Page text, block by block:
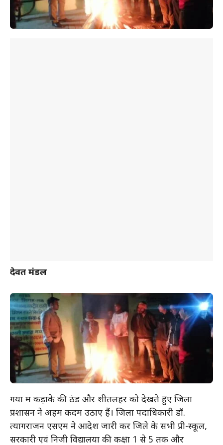
देवब्रत मंडल
गया में कड़ाके की ठंड और शीतलहर को देखते हुए जिला
प्रशासन ने अहम कदम उठाए हैं। जिला पदाधिकारी डॉ.
त्यागराजन एसएम ने आदेश जारी कर जिले के सभी प्री-स्कूल,
सरकारी एवं निजी विद्यालयों की कक्षा 1 से 5 तक और